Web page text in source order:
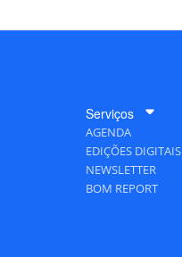
Serviços
AGENDA
EDIÇÕES DIGITAIS
NEWSLETTER
BOM REPORT